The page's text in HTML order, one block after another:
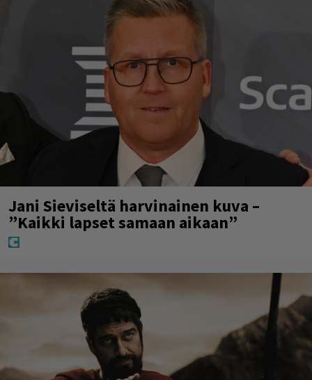
Jani Sieviseltä harvinainen kuva –
”Kaikki lapset samaan aikaan”